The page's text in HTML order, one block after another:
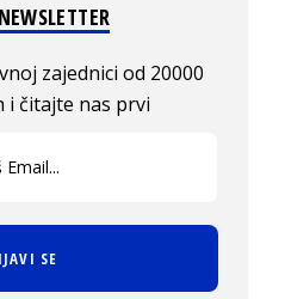
zajednici od 20000
i čitajte nas prvi
SE